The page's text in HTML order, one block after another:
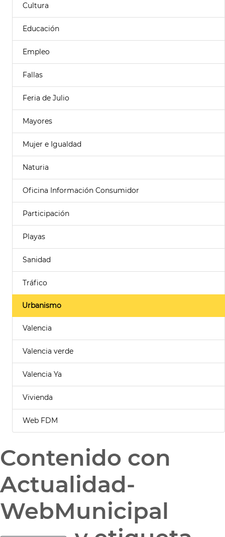
Cultura
Educación
Empleo
Fallas
Feria de Julio
Mayores
Mujer e Igualdad
Naturia
Oficina Información Consumidor
Participación
Playas
Sanidad
Tráfico
Urbanismo
Valencia
Valencia verde
Valencia Ya
Vivienda
Web FDM
Contenido con
Actualidad-
WebMunicipal